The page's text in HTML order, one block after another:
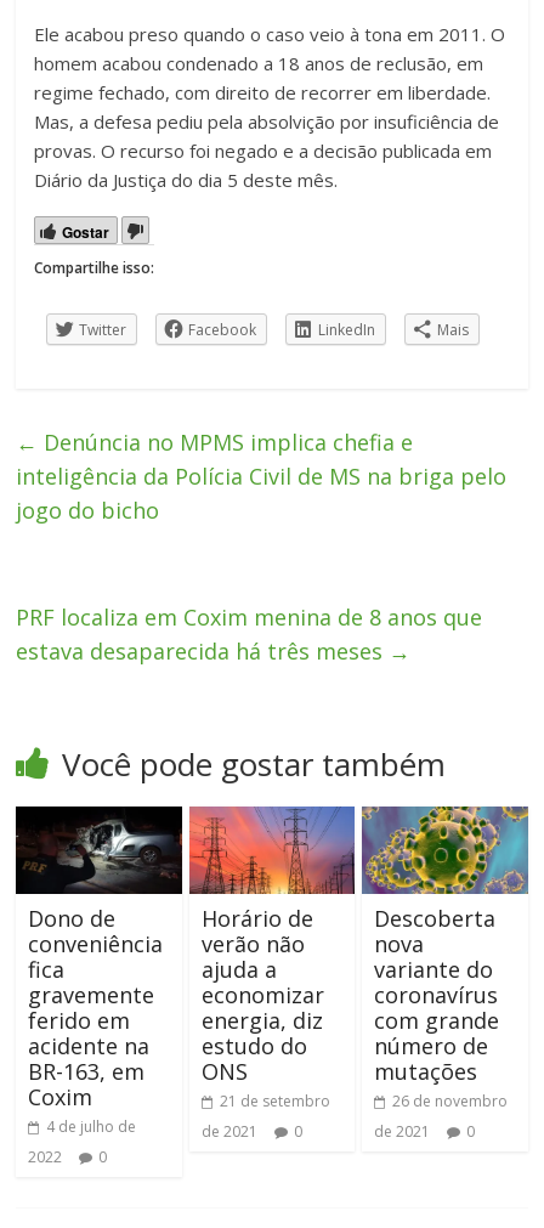
Ele acabou preso quando o caso veio à tona em 2011. O
homem acabou condenado a 18 anos de reclusão, em
regime fechado, com direito de recorrer em liberdade.
Mas, a defesa pediu pela absolvição por insuficiência de
provas. O recurso foi negado e a decisão publicada em
Diário da Justiça do dia 5 deste mês.
Gostar
Compartilhe isso:
Twitter Facebook LinkedIn Mais
← Denúncia no MPMS implica chefia e
inteligência da Polícia Civil de MS na briga pelo
jogo do bicho
PRF localiza em Coxim menina de 8 anos que
estava desaparecida há três meses →
Você pode gostar também
Dono de
conveniência
fica
gravemente
ferido em
acidente na
BR-163, em
Coxim
4 de julho de
2022
0
Horário de
verão não
ajuda a
economizar
energia, diz
estudo do
ONS
21 de setembro
de 2021
0
Descoberta
nova
variante do
coronavírus
com grande
número de
mutações
26 de novembro
de 2021
0